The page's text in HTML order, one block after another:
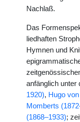
Nachlaß.
Das
liedhaften
Hymnen und
anfänglich unter
1920), Hugo
Momberts
(1868–1933);